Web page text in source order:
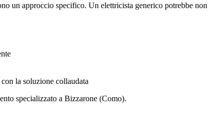
un approccio specifico. Un elettricista generico potrebbe non
la soluzione collaudata
specializzato a Bizzarone (Como).